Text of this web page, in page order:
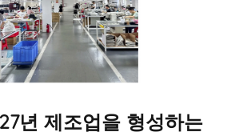
년 제조업을 형성하는